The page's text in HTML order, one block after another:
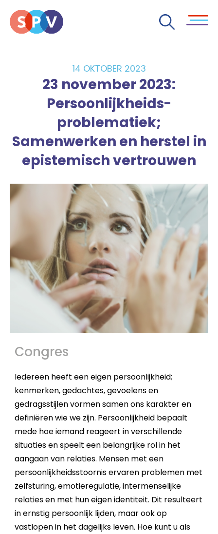
14 OKTOBER 2023
23 november 2023:
Persoonlijkheids-
problematiek;
Samenwerken en herstel in
epistemisch vertrouwen
Congres
Iedereen heeft een eigen persoonlijkheid;
kenmerken, gedachtes, gevoelens en
gedragsstijlen vormen samen ons karakter en
definiëren wie we zijn. Persoonlijkheid bepaalt
mede hoe iemand reageert in verschillende
situaties en speelt een belangrijke rol in het
aangaan van relaties. Mensen met een
persoonlijkheidsstoornis ervaren problemen met
zelfsturing, emotieregulatie, intermenselijke
relaties en met hun eigen identiteit. Dit resulteert
in ernstig persoonlijk lijden, maar ook op
vastlopen in het dagelijks leven. Hoe kunt u als